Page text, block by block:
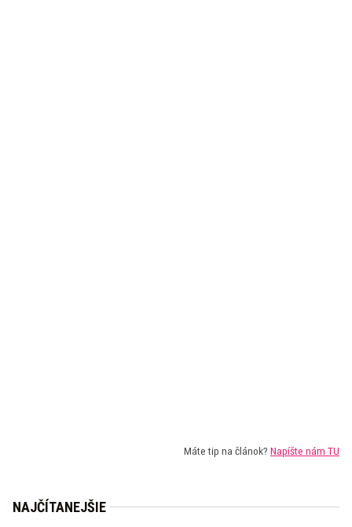
Máte tip na článok? Napíšte nám TU
NAJČÍTANEJŠIE